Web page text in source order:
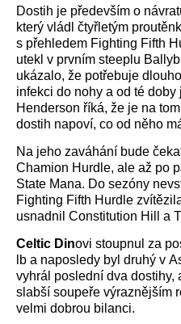
Dostih je především o
který vládl čtyřletým
s přehledem Fighting Fifth
utekl v prvním steeplu
ukázalo, že potřebuje
infekci do nohy a od té
Henderson říká, že je na
dostih napoví, co od něho
Na jeho zaváhání bude
Chamion Hurdle, ale až po
State Mana. Do sezóny
Fighting Fifth Hurdle
usnadnil Constitution Hill a
Celtic Dinovi stoupnul za
lb a naposledy byl druhý v
vyhrál poslední dva dostihy,
slabší soupeře výraznějším
velmi dobrou bilanci.